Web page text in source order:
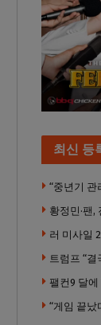
최신 등
러 미사일